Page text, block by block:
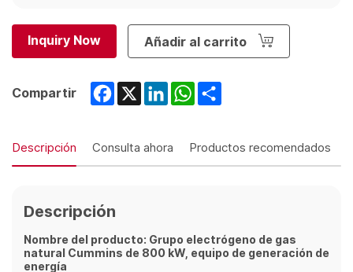
Inquiry Now Añadir al carrito
Compartir Facebook
X LinkedInWhatsApp
Descripción Consulta ahora Productos recomendados
Descripción
Nombre del producto: Grupo electrógeno de gas
natural Cummins de 800 kW, equipo de generación de
energía